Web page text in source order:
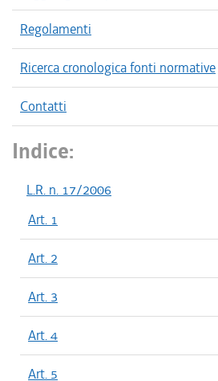
Regolamenti
Ricerca cronologica fonti normative
Contatti
Indice:
L.R. n. 17/2006
Art. 1
Art. 2
Art. 3
Art. 4
Art. 5